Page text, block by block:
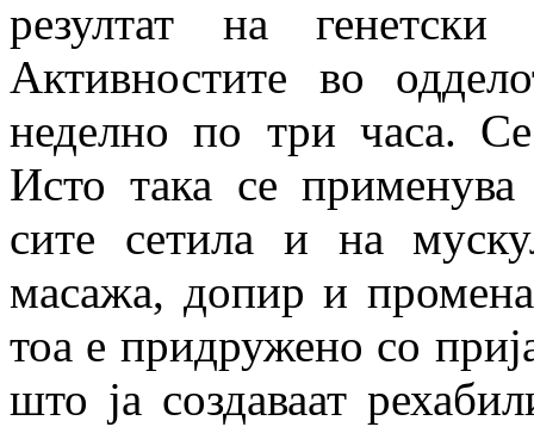
резултат на генетски
Активностите во
неделно по три часа.
Исто така се применува
сите сетила и на
масажа, допир и
тоа е придружено со
што ја создаваат